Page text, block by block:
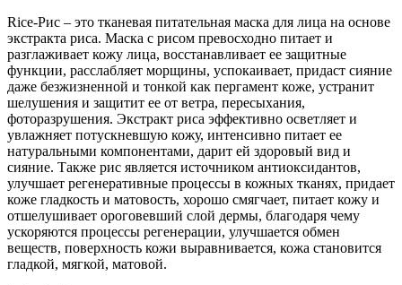
Rice-Рис – это тканевая питательная маска для лица на основе
экстракта риса. Маска с рисом превосходно питает и
разглаживает кожу лица, восстанавливает ее защитные
функции, расслабляет морщины, успокаивает, придаст сияние
даже безжизненной и тонкой как пергамент коже, устранит
шелушения и защитит ее от ветра, пересыхания,
фоторазрушения. Экстракт риса эффективно осветляет и
увлажняет потускневшую кожу, интенсивно питает ее
натуральными компонентами, дарит ей здоровый вид и
сияние. Также рис является источником антиоксидантов,
улучшает регенеративные процессы в кожных тканях, придает
коже гладкость и матовость, хорошо смягчает, питает кожу и
отшелушивает ороговевший слой дермы, благодаря чему
ускоряются процессы регенерации, улучшается обмен
веществ, поверхность кожи выравнивается, кожа становится
гладкой, мягкой, матовой.